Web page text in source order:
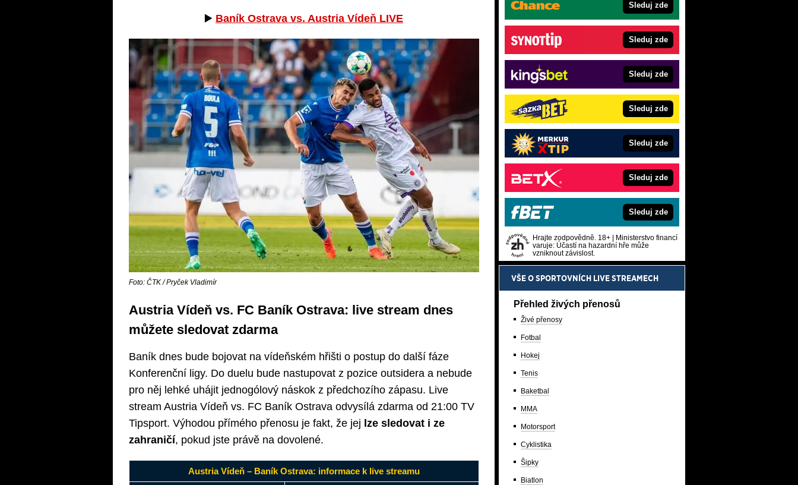
▶️ Baník Ostrava vs. Austria Vídeň LIVE
Foto: ČTK / Pryček Vladimír
Austria Vídeň vs. FC Baník Ostrava: live stream dnes
můžete sledovat zdarma
Baník dnes bude bojovat na vídeňském hřišti o postup do další fáze
Konferenční ligy. Do duelu bude nastupovat z pozice outsidera a nebude
pro něj lehké uhájit jednogólový náskok z předchozího zápasu. Live
stream Austria Vídeň vs. FC Baník Ostrava odvysílá zdarma od 21:00 TV
Tipsport. Výhodou přímého přenosu je fakt, že jej lze sledovat i ze
zahraničí, pokud jste právě na dovolené.
Austria Vídeň – Baník Ostrava: informace k live streamu
Sleduj zde
Sleduj zde
Sleduj zde
Sleduj zde
Sleduj zde
Sleduj zde
Sleduj zde
Hrajte zodpovědně. 18+ | Ministerstvo financí
varuje: Účastí na hazardní hře může
vzniknout závislost.
VŠE O SPORTOVNÍCH LIVE STREAMECH
Přehled živých přenosů
Živé přenosy
Fotbal
Hokej
Tenis
Baketbal
MMA
Motorsport
Cyklistika
Šipky
Biatlon